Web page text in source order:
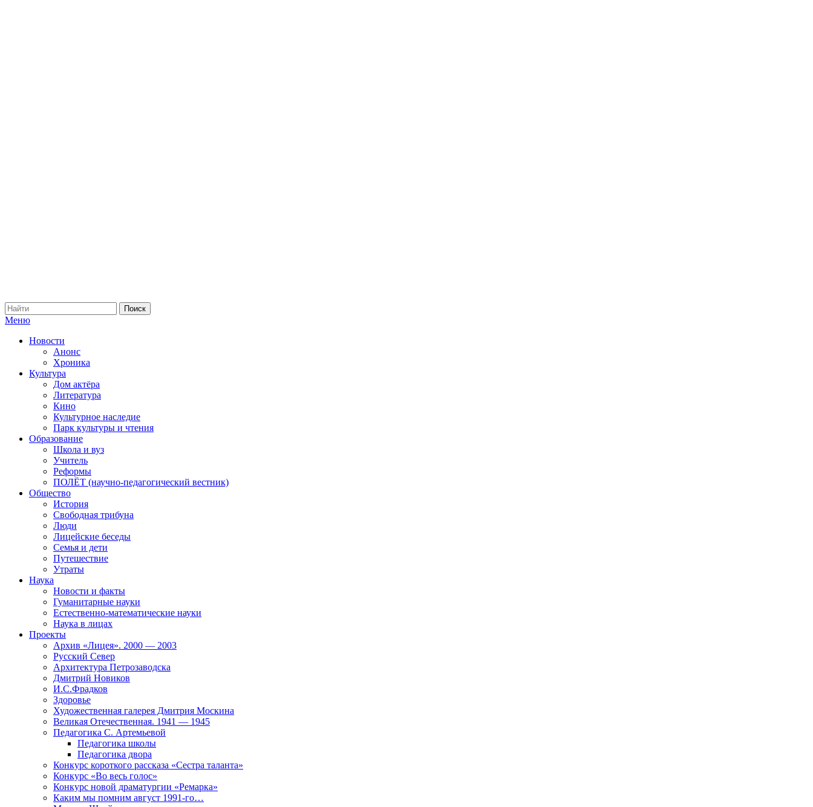
Меню
Новости
Анонс
Хроника
Культура
Дом актёра
Литература
Кино
Культурное наследие
Парк культуры и чтения
Образование
Школа и вуз
Учитель
Реформы
ПОЛЁТ (научно-педагогический вестник)
Общество
История
Свободная трибуна
Люди
Лицейские беседы
Семья и дети
Путешествие
Утраты
Наука
Новости и факты
Гуманитарные науки
Естественно-математические науки
Наука в лицах
Проекты
Архив «Лицея». 2000 — 2003
Русский Север
Архитектура Петрозаводска
Дмитрий Новиков
И.С.Фрадков
Здоровье
Художественная галерея Дмитрия Москина
Великая Отечественная. 1941 — 1945
Педагогика С. Артемьевой
Педагогика школы
Педагогика двора
Конкурс короткого рассказа «Сестра таланта»
Конкурс «Во весь голос»
Конкурс новой драматургии «Ремарка»
Каким мы помним август 1991-го…